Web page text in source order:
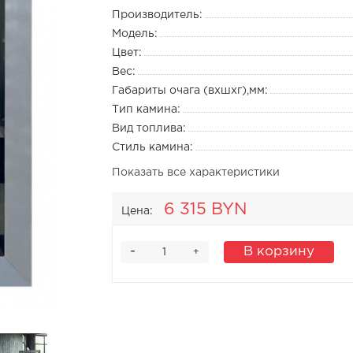
Производитель:
Модель:
Цвет:
Вес:
Габариты очага (вхшхг),мм:
Тип камина:
Вид топлива:
Стиль камина:
Показать все характеристики
Цена: 6 315 BYN
+
- В корзину